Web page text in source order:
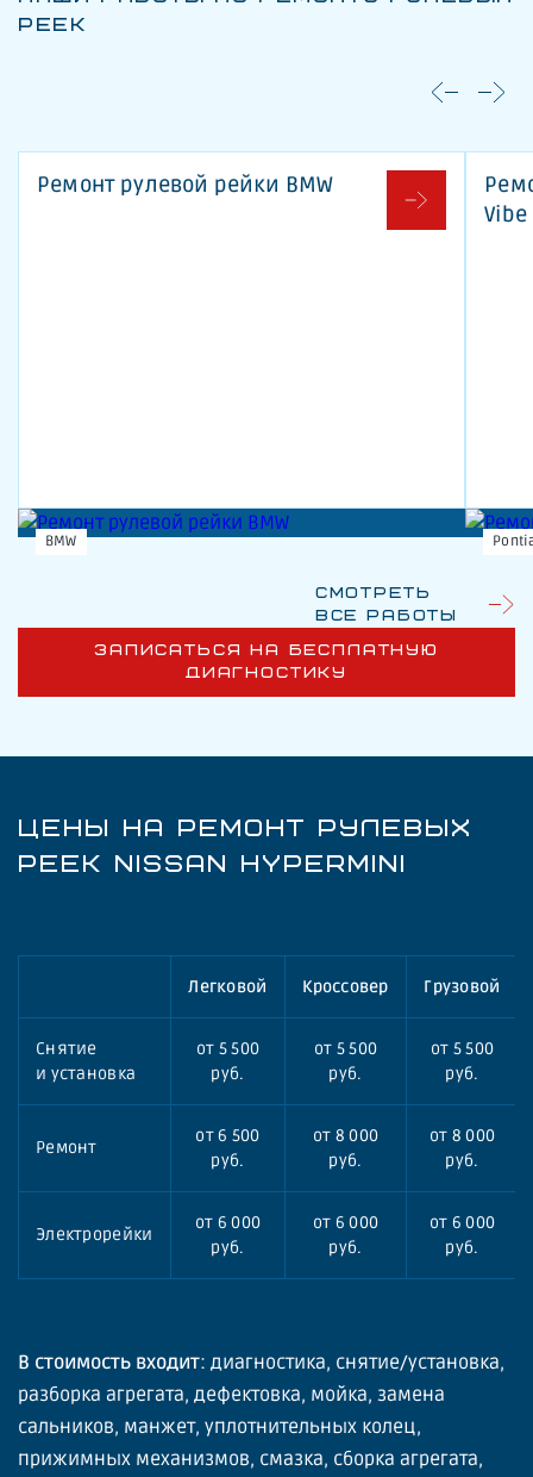
РЕЕК
Ремонт рулевой рейки BMW
BMW
Vibe
ЗАПИСАТЬСЯ НА БЕСПЛАТНУЮ
ДИАГНОСТИКУ
Смотреть
все работы
ЦЕНЫ НА РЕМОНТ РУЛЕВЫХ
РЕЕК NISSAN HYPERMINI
Легковой Кроссовер Грузовой
Снятие
и установка
от 5 500
руб.
от 5 500
руб.
от 5 500
руб.
Ремонт
от 6 500
руб.
от 8 000
руб.
от 8 000
руб.
Электрорейки
от 6 000
руб.
от 6 000
руб.
от 6 000
руб.
В стоимость входит: диагностика, снятие/установка,
разборка агрегата, дефектовка, мойка, замена
сальников, манжет, уплотнительных колец,
прижимных механизмов, смазка, сборка агрегата,